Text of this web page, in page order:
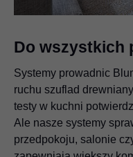
Do wszystkich
Systemy prowadnic
ruchu szuflad
testy w kuchni
Ale nasze systemy
przedpokoju, salonie